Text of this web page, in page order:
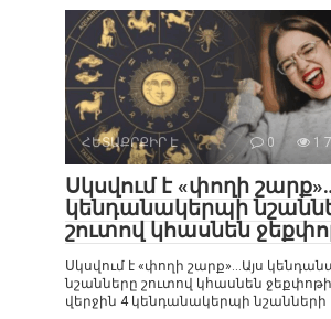
ՀԵՏԱՔՐՔԻՐ Է 0 1
Սկսվում է «փողի
կենդանակերպի
շուտով կհասնեն
Սկսվում է «փողի շարք»…Այս
նշանները շուտով կհասնեն
վերջին 4 կենդանակերպի նշանների